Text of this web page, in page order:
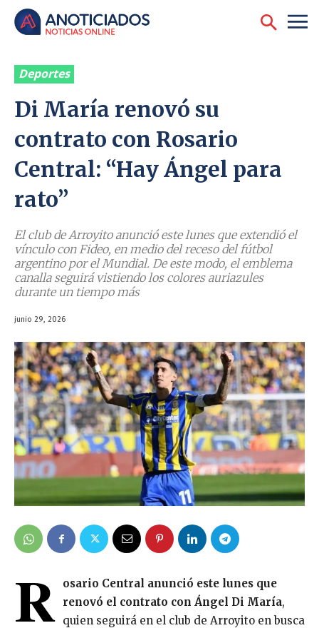
Deportes
Di María renovó su
contrato con Rosario
Central: “Hay Ángel para
rato”
El club de Arroyito anunció este lunes que extendió el
vínculo con Fideo, en medio del receso del fútbol
argentino por el Mundial. De este modo, el emblema
canalla seguirá vistiendo los colores auriazules
durante un tiempo más
junio 29, 2026
R osario Central anunció este lunes que
renovó el contrato con Ángel Di María,
quien seguirá en el club de Arroyito en busca